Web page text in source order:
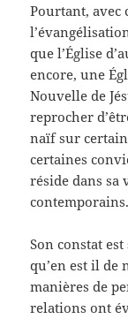
Pourtant, avec
que l’Église
encore, une
Nouvelle de
reprocher
naïf sur
certaines
réside dans sa
contemporains.
Son constat
qu’en est il de
manières de
relations ont